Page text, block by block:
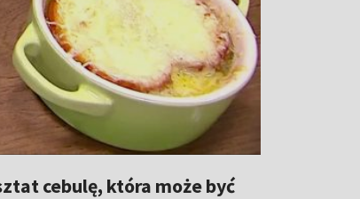
cebulę, która może być